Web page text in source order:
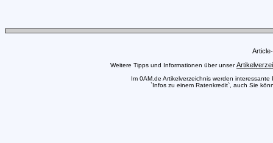
Weitere Tipps und Informationen über unser
Im 0AM.de Artikelverzeichnis werden
`Infos zu einem Ratenkredit`, auch Sie